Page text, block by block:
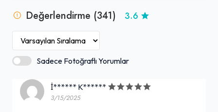
Değerlendirme (341) 3.6
Sadece Fotoğraflı Yorumlar
İ****** K******
3/15/2025